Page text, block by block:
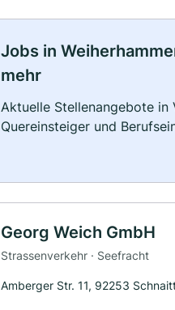
Jobs in
mehr
Aktuelle Stellenangebote
Quereinsteiger und
Georg Weich GmbH
Strassenverkehr · Seefracht
Amberger Str. 11, 92253